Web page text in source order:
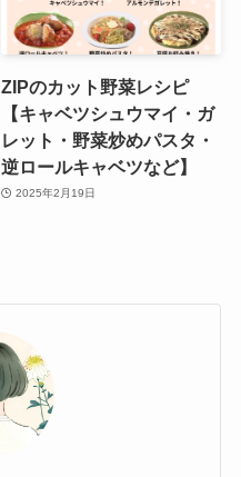
ZIPのカット野菜レシピ
【キャベツシュウマイ・ガ
レット・野菜炒めパスタ・
逆ロールキャベツなど】
2025年2月19日